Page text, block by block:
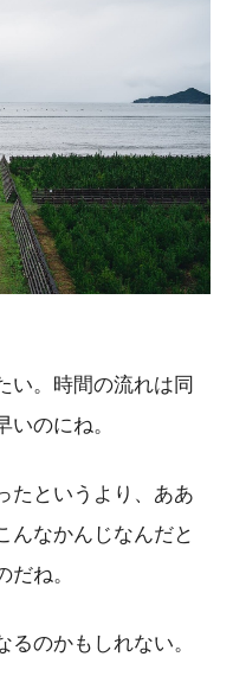
い。時間の流れは同
のにね。
たというより、ああ
んなかんじなんだと
ね。
のかもしれない。